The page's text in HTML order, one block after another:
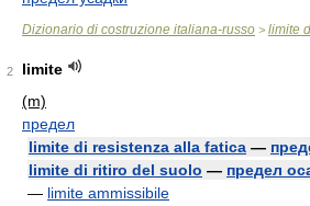
Dizionario di costruzione italiana-russo > limite
2
limite
(m)
предел
limite di resistenza alla fatica —
limite di ritiro del suolo — предел
— limite ammissibile